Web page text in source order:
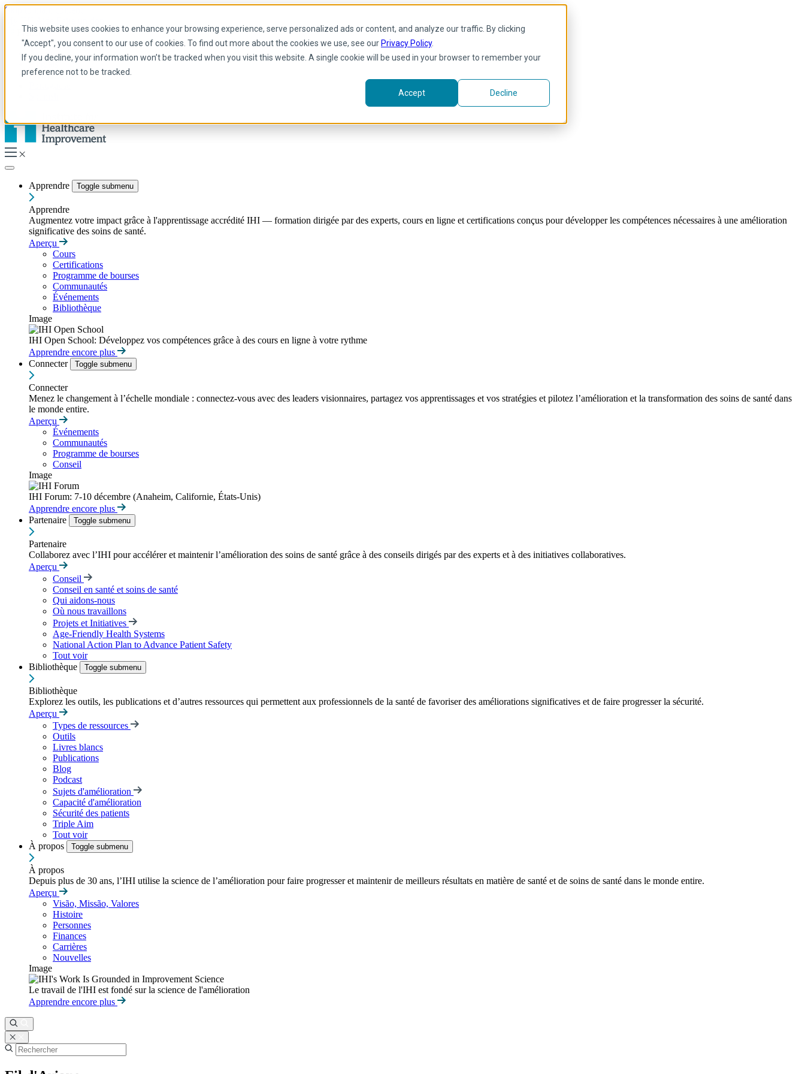
This website uses cookies to enhance your browsing experience, serve personalized ads or content, and analyze our traffic. By clicking
"Accept", you consent to our use of cookies. To find out more about the cookies we use, see our Privacy Policy.
If you decline, your information won’t be tracked when you visit this website. A single cookie will be used in your browser to remember your
preference not to be tracked.
Accept Decline
Skip to main content
French
Arabic
Anglais
Français
Apprendre Toggle submenu
Apprendre
Augmentez votre impact grâce à l'apprentissage accrédité IHI — formation dirigée par des experts, cours en ligne et certifications conçus pour développer les compétences nécessaires à une amélioration
significative des soins de santé.
Aperçu
Cours
Certifications
Programme de bourses
Communautés
Événements
Bibliothèque
Image
IHI Open School: Développez vos compétences grâce à des cours en ligne à votre rythme
Apprendre encore plus
Connecter
Toggle submenu
Connecter
Menez le changement à l’échelle mondiale : connectez-vous avec des leaders visionnaires, partagez vos apprentissages et vos stratégies et pilotez l’amélioration et la transformation des soins de santé dans
le monde entire.
Aperçu
Événements
Communautés
Programme de bourses
Conseil
Image
IHI Forum: 7-10 décembre (Anaheim, Californie, États-Unis)
Apprendre encore plus
Partenaire
Toggle submenu
Partenaire
Collaborez avec l’IHI pour accélérer et maintenir l’amélioration des soins de santé grâce à des conseils dirigés par des experts et à des initiatives collaboratives.
Aperçu
Conseil
Conseil en santé et soins de santé
Qui aidons-nous
Où nous travaillons
Projets et Initiatives
Age-Friendly Health Systems
National Action Plan to Advance Patient Safety
Tout voir
Bibliothèque
Toggle submenu
Bibliothèque
Explorez les outils, les publications et d’autres ressources qui permettent aux professionnels de la santé de favoriser des améliorations significatives et de faire progresser la sécurité.
Aperçu
Types de ressources
Outils
Livres blancs
Publications
Blog
Podcast
Sujets d'amélioration
Capacité d'amélioration
Sécurité des patients
Triple Aim
Tout voir
À propos
Toggle submenu
À propos
Depuis plus de 30 ans, l’IHI utilise la science de l’amélioration pour faire progresser et maintenir de meilleurs résultats en matière de santé et de soins de santé dans le monde entire.
Aperçu
Visão, Missão, Valores
Histoire
Personnes
Finances
Carrières
Nouvelles
Image
Le travail de l'IHI est fondé sur la science de l'amélioration
Apprendre encore plus